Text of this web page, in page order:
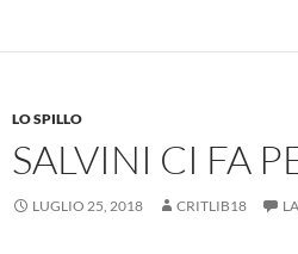
LO SPILLO
SALVINI CI FA
LUGLIO 25, 2018 CRITLIB18